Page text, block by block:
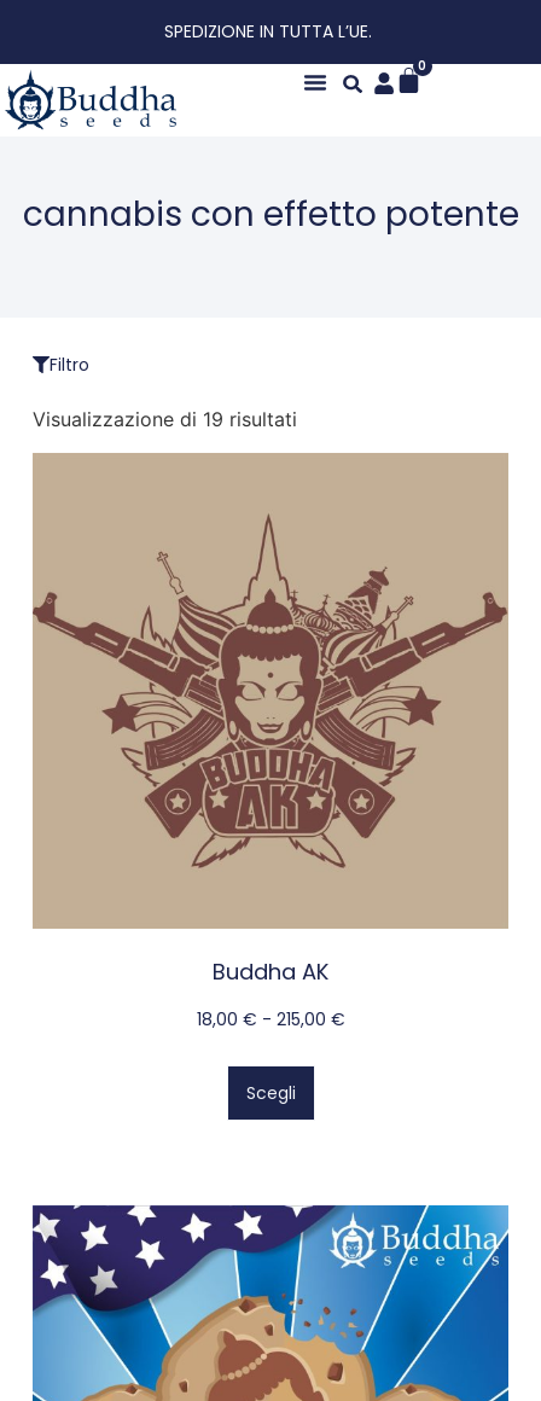
SPEDIZIONE IN TUTTA L’UE.
0
cannabis con effetto potente
Filtro
Visualizzazione di 19 risultati
Buddha AK
18,00 € - 215,00 €
Scegli